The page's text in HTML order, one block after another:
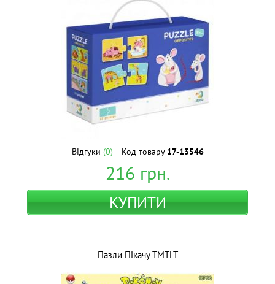
Відгуки (0) Код товару 17-13546
216 грн.
КУПИТИ
Пазли Пікачу ТМTLT